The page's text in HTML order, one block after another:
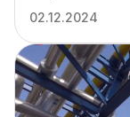
02.12.2024